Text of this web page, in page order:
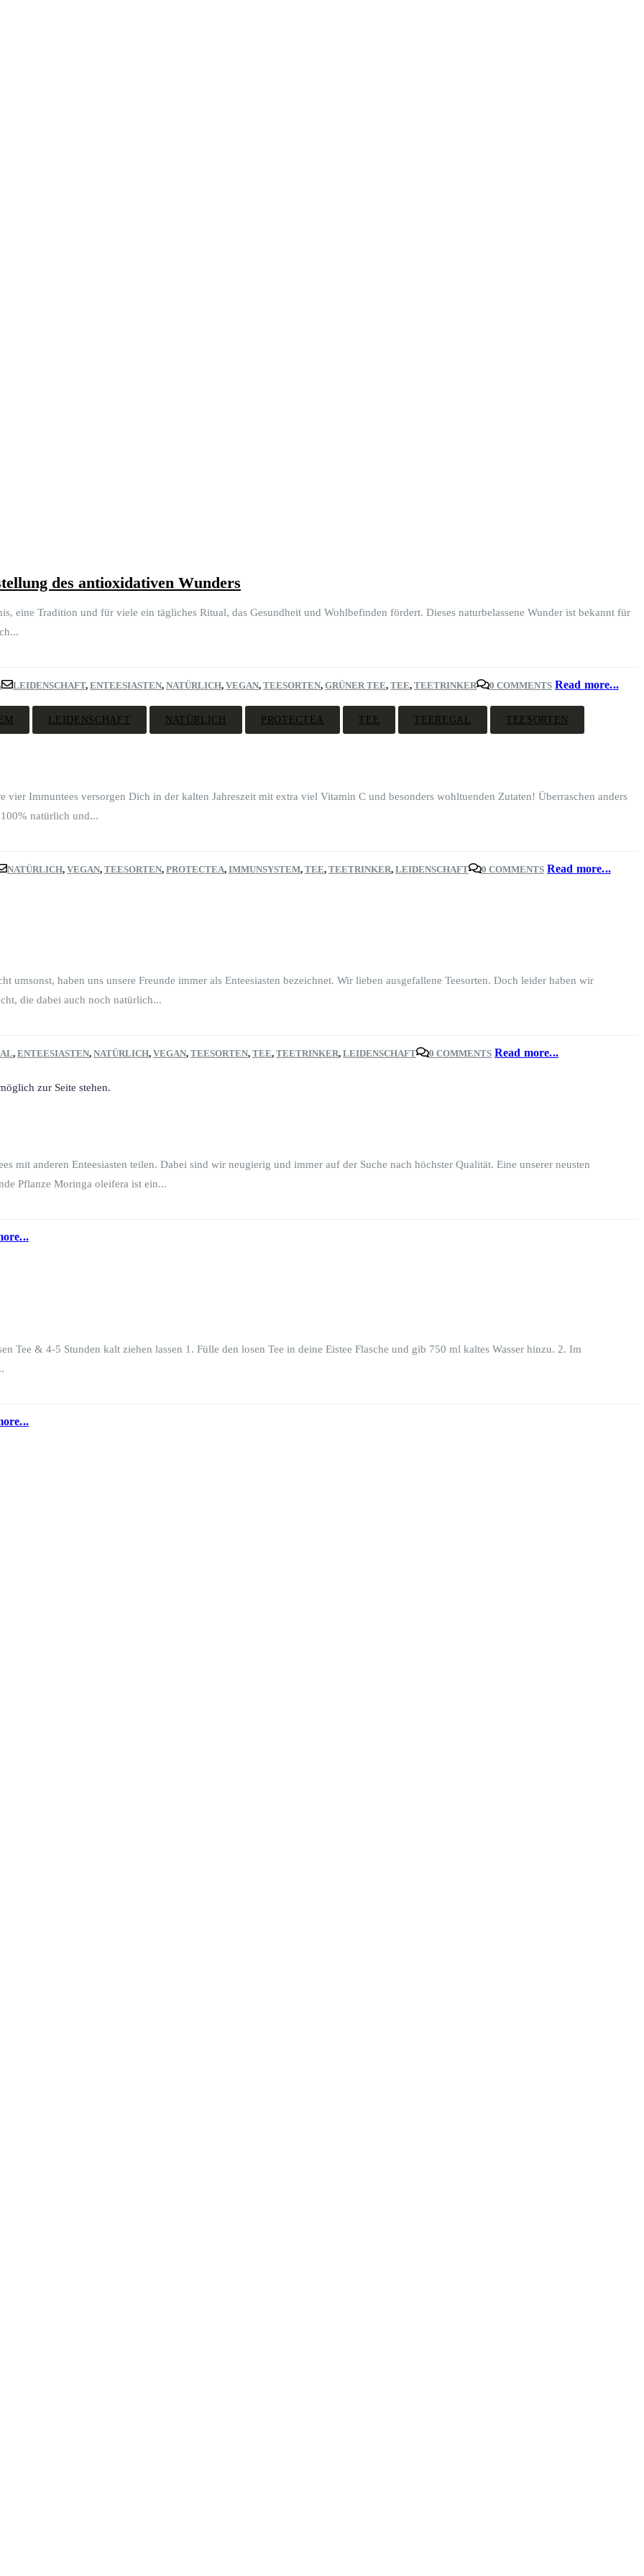
des antioxidativen Wunders
eine Tradition und für viele ein tägliches Ritual, das Gesundheit und Wohlbefinden fördert. Dieses naturbelassene Wunder ist bekannt für
LEIDENSCHAFT, ENTEESIASTEN, NATÜRLICH, VEGAN, TEESORTEN, GRÜNER TEE, TEE, TEETRINKER 0 COMMENTS Read more...
Immuntees versorgen Dich in der kalten Jahreszeit mit extra viel Vitamin C und besonders wohltuenden Zutaten! Überraschen anders
natürlich und...
NATÜRLICH, VEGAN, TEESORTEN, PROTECTEA, IMMUNSYSTEM, TEE, TEETRINKER, LEIDENSCHAFT 0 COMMENTS Read more...
umsonst, haben uns unsere Freunde immer als Enteesiasten bezeichnet. Wir lieben ausgefallene Teesorten. Doch leider haben wir
die dabei auch noch natürlich...
, ENTEESIASTEN, NATÜRLICH, VEGAN, TEESORTEN, TEE, TEETRINKER, LEIDENSCHAFT 0 COMMENTS Read more...
mit anderen Enteesiasten teilen. Dabei sind wir neugierig und immer auf der Suche nach höchster Qualität. Eine unserer neusten
Pflanze Moringa oleifera ist ein...
Tee & 4-5 Stunden kalt ziehen lassen 1. Fülle den losen Tee in deine Eistee Flasche und gib 750 ml kaltes Wasser hinzu. 2. Im
LEIDENSCHAFT NATÜRLICH PROTECTEA TEE TEEREGAL
TEESORTEN
zur Seite stehen.